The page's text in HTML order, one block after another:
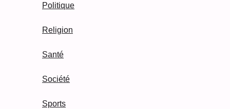
Politique
Religion
Santé
Société
Sports